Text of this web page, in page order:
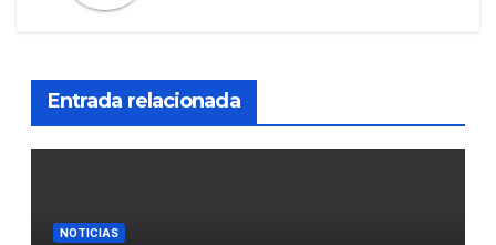
Entrada relacionada
NOTICIAS